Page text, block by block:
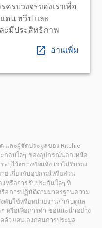
รบวงจรของเราเพื่อ
ดน ทวีป และ
ะมีประสิทธิภาพ
อ่านเพิ่ม
และผู้จัดประมูลของ Ritchie
กอบใดๆ ของอุปกรณ์นอกเหนือ
บุไว้อย่างชัดแจ้ง เราไม่รับรอง
ยเกี่ยวกับอุปกรณ์หรือส่วน
งหรือการรับประกันใดๆ ที่
อการปฏิบัติตามมาตรฐานความ
คับใช้หรือหน่วยงานกำกับดูแล
หรือเพื่อการค้า ขอแนะนำอย่าง
ด้วยตนเองก่อนการประมูล